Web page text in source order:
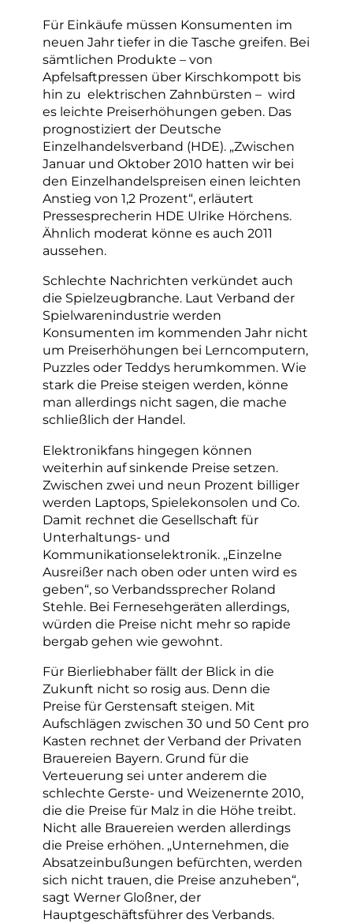
Für Einkäufe müssen Konsumenten im
neuen Jahr tiefer in die Tasche greifen. Bei
sämtlichen Produkte – von
Apfelsaftpressen über Kirschkompott bis
hin zu elektrischen Zahnbürsten – wird
es leichte Preiserhöhungen geben. Das
prognostiziert der Deutsche
Einzelhandelsverband (HDE). „Zwischen
Januar und Oktober 2010 hatten wir bei
den Einzelhandelspreisen einen leichten
Anstieg von 1,2 Prozent“, erläutert
Pressesprecherin HDE Ulrike Hörchens.
Ähnlich moderat könne es auch 2011
aussehen.
Schlechte Nachrichten verkündet auch
die Spielzeugbranche. Laut Verband der
Spielwarenindustrie werden
Konsumenten im kommenden Jahr nicht
um Preiserhöhungen bei Lerncomputern,
Puzzles oder Teddys herumkommen. Wie
stark die Preise steigen werden, könne
man allerdings nicht sagen, die mache
schließlich der Handel.
Elektronikfans hingegen können
weiterhin auf sinkende Preise setzen.
Zwischen zwei und neun Prozent billiger
werden Laptops, Spielekonsolen und Co.
Damit rechnet die Gesellschaft für
Unterhaltungs- und
Kommunikationselektronik. „Einzelne
Ausreißer nach oben oder unten wird es
geben“, so Verbandssprecher Roland
Stehle. Bei Fernesehgeräten allerdings,
würden die Preise nicht mehr so rapide
bergab gehen wie gewohnt.
Für Bierliebhaber fällt der Blick in die
Zukunft nicht so rosig aus. Denn die
Preise für Gerstensaft steigen. Mit
Aufschlägen zwischen 30 und 50 Cent pro
Kasten rechnet der Verband der Privaten
Brauereien Bayern. Grund für die
Verteuerung sei unter anderem die
schlechte Gerste- und Weizenernte 2010,
die die Preise für Malz in die Höhe treibt.
Nicht alle Brauereien werden allerdings
die Preise erhöhen. „Unternehmen, die
Absatzeinbußungen befürchten, werden
sich nicht trauen, die Preise anzuheben“,
sagt Werner Gloßner, der
Hauptgeschäftsführer des Verbands.